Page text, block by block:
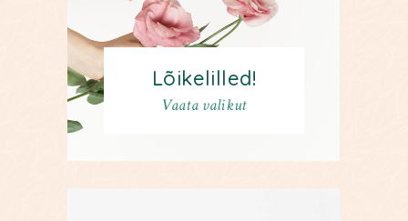
Lõikelilled!
Vaata valikut